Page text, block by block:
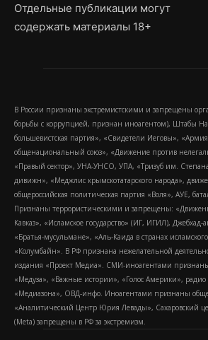
Отдельные публикации могут
содержать материалы 18+
В России признаны экстремистскими и запрещены
борьбы с коррупцией, признан иноагентом), Штабы
большевистская партия», «Свидетели Иеговы»,
общенациональный союз», «Движение против
«Правый сектор», УНА-УНСО, УПА, «Тризуб им.
дивижн», «Меджлис крымскотатарского народа»,
общероссийская политическая партия «Воля», АУЕ,
Признаны террористическими и запрещены:
Кавказ», «Исламское государство» (ИГ, ИГИЛ),
«Братья-мусульмане», «Аль-Каида в странах
«Колумбайн». В РФ признана нежелательной
издания «Проект Медиа». СМИ-иноагентами
«Медуза», «Важные истории», «Голос Америки», радио
«Медиазона», ОВД-инфо. Иноагентами признаны
«Аналитический Центр Юрия Левады», Сахаровский
(Metа) запрещены в РФ за экстремизм.